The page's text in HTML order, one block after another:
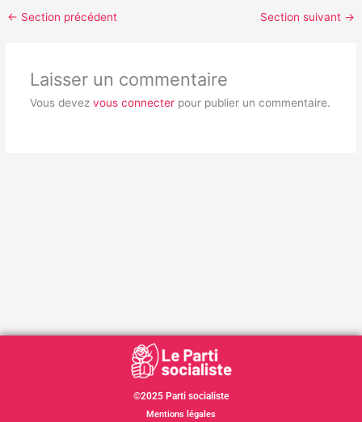
← Section précédent Section suivant →
Laisser un commentaire
Vous devez vous connecterpour publier un commentaire.
©2025 Parti socialiste
Mentions légales